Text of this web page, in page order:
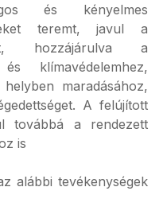
és kényelmes
teremt, javul a
hozzájárulva a
klímavédelemhez,
maradásához,
A felújított
továbbá a rendezett
is
alábbi tevékenységek